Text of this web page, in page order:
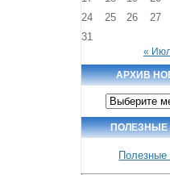
24
25 26
27
31
«
АРХИВ
Архив
новостей
Полезные